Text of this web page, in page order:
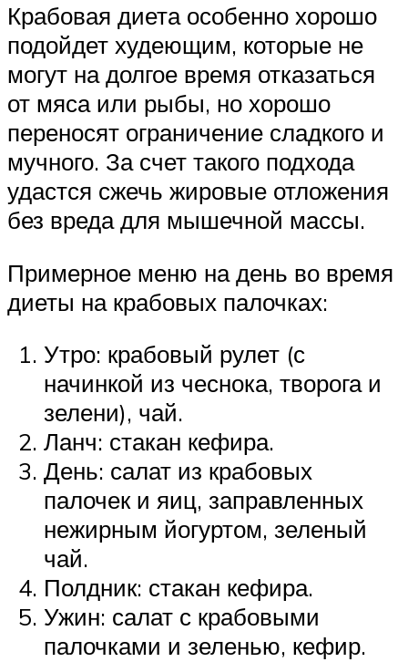
Крабовая диета особенно хорошо
подойдет худеющим, которые не
могут на долгое время отказаться
от мяса или рыбы, но хорошо
переносят ограничение сладкого и
мучного. За счет такого подхода
удастся сжечь жировые отложения
без вреда для мышечной массы.
Примерное меню на день во время
диеты на крабовых палочках:
Утро: крабовый рулет (с
начинкой из чеснока, творога и
зелени), чай.
Ланч: стакан кефира.
День: салат из крабовых
палочек и яиц, заправленных
нежирным йогуртом, зеленый
чай.
Полдник: стакан кефира.
Ужин: салат с крабовыми
палочками и зеленью, кефир.